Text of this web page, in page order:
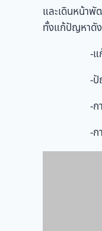
และเดินหน้าพั
ทั้งแก้ปัญหาดั
-แ
-ปั
-ก
-ก